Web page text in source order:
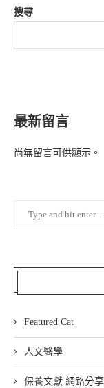
搜尋
最新留言
尚無留言可供顯示。
Featured Cat
人文醫學
保養文獻 網路分享